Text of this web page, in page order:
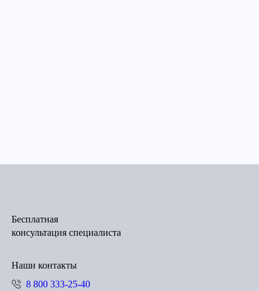
Бесплатная
консультация специалиста
Наши контакты
8 800 333-25-40